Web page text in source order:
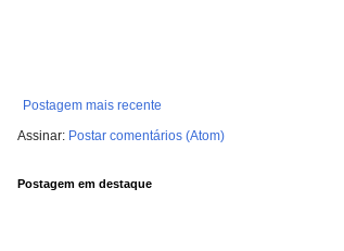
Postagem mais recente
Assinar: Postar comentários (Atom)
Postagem em destaque